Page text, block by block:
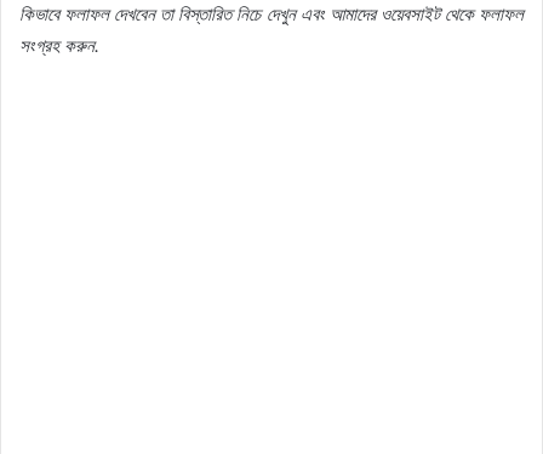
কিভাবে ফলাফল দেখবেন তা বিস্তারিত নিচে দেখুন এবং আমাদের ওয়েবসাইট থেকে ফলাফল
সংগ্রহ করুন.